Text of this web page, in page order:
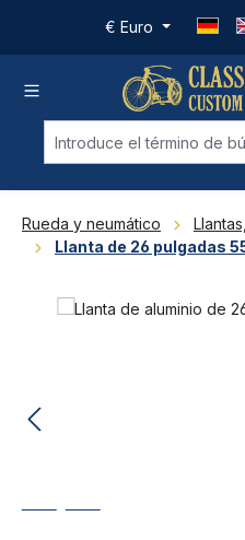
Saltar al contenido principal
€ Euro
Rueda y neumático
Llanta de 26 pulgadas
Omitir galería de imágenes